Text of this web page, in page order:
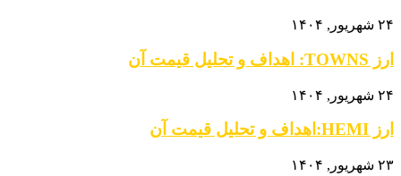
۲۴ شهریور, ۱۴۰۴
ارز TOWNS: اهداف و تحلیل قیمت آن
۲۴ شهریور, ۱۴۰۴
ارز HEMI:اهداف و تحلیل قیمت آن
۲۳ شهریور, ۱۴۰۴